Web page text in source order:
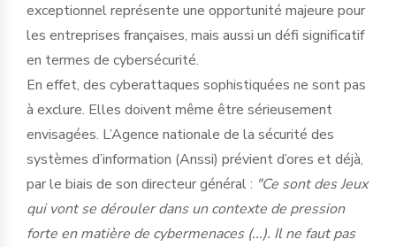
exceptionnel représente une opportunité majeure pour
les entreprises françaises, mais aussi un défi significatif
en termes de cybersécurité.
En effet, des cyberattaques sophistiquées ne sont pas
à exclure. Elles doivent même être sérieusement
envisagées. L’Agence nationale de la sécurité des
systèmes d’information (Anssi) prévient d’ores et déjà,
par le biais de son directeur général : "Ce sont des Jeux
qui vont se dérouler dans un contexte de pression
forte en matière de cybermenaces (...). Il ne faut pas